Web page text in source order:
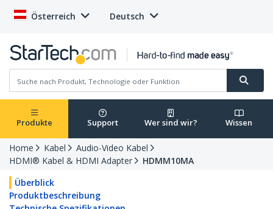
Österreich Deutsch
Produkte Support Wer sind wir? Wissen
Home Kabel
Audio-Video Kabel
HDMI® Kabel & HDMI Adapter
HDMM10MA
Überblick
Produktbeschreibung